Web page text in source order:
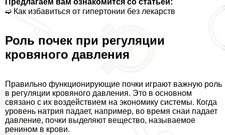
➫ Как избавиться от гипертонии без лекарств
Роль почек при регуляции
кровяного давления
Правильно функционирующие почки играют важную роль
в регуляции кровяного давления. Это в основном
связано с их воздействием на экономику системы. Когда
уровень натрия падает, например, во время снаи падает
давление, почки выделяют вещество, называемое
ренином в крови.